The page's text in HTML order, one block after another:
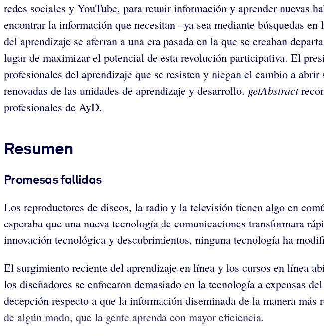
redes sociales y YouTube, para reunir información y aprender nuevas
encontrar la información que necesitan –ya sea mediante búsquedas
del aprendizaje se aferran a una era pasada en la que se creaban
lugar de maximizar el potencial de esta revolución participativa. El
profesionales del aprendizaje que se resisten y niegan el cambio a
renovadas de las unidades de aprendizaje y desarrollo. getAbstract
profesionales de AyD.
Resumen
Promesas fallidas
Los reproductores de discos, la radio y la televisión tienen algo en
esperaba que una nueva tecnología de comunicaciones transformara
innovación tecnológica y descubrimientos, ninguna tecnología ha
El surgimiento reciente del aprendizaje en línea y los cursos en línea
los diseñadores se enfocaron demasiado en la tecnología a expensas
decepción respecto a que la información diseminada de la manera
de algún modo, que la gente aprenda con mayor eficiencia.